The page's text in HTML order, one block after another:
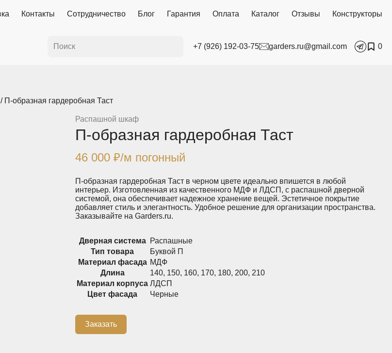
Контакты Сотрудничество Блог Гарантия Оплата Каталог Отзывы Конструкторы
+7 (926) 192-03-75 garders.ru@gmail.com 0
/ П-образная гардеробная Таст
Распашной шкаф
П-образная гардеробная Таст
46 000₽/м погонный
П-образная гардеробная Таст в черном цвете идеально впишется в любой
интерьер. Изготовленная из качественного МДФ и ЛДСП, с распашной дверной
системой, она обеспечивает надежное хранение вещей. Эстетичное покрытие
добавляет стиль и элегантность. Удобное решение для организации пространства.
Заказывайте на Garders.ru.
Дверная система
Распашные
Тип товара
Буквой П
Материал фасада МДФ
Длина
140, 150, 160, 170, 180, 200, 210
Материал корпуса ЛДСП
Цвет фасада
Черные
Заказать